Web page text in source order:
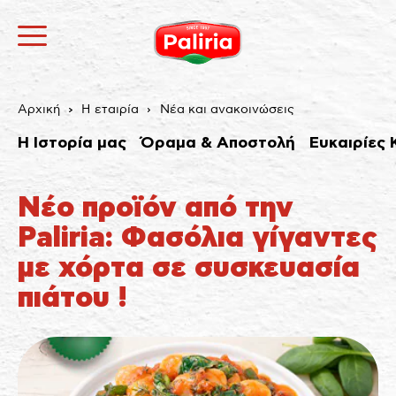
Αρχική Η εταιρία Νέα και ανακοινώσεις
Η Ιστορία μας Όραμα & Αποστολή Ευκαιρίες
Νέο προϊόν από την
Paliria: Φασόλια γίγαντες
με χόρτα σε συσκευασία
πιάτου !
Σχετικά Αναγκαία9 Προτιμήσεις 1 Στατιστικά 3
Σχετικά
Ο νόμος αναφέρει ότι μπορούμε να αποθηκεύσουμε
τα cookies στη συσκευή σας, εφόσον είναι απολύτως
αναγκαία για τη λειτουργία αυτής της ιστοσελίδας.
Για όλους τους άλλους τύπους cookies χρειαζόμαστε
την άδειά σας.